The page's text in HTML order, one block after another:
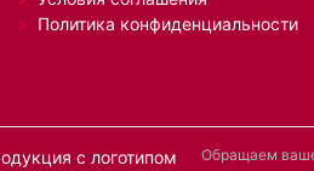
Политика конфиденциальности
с логотипом
Обращаем ваше